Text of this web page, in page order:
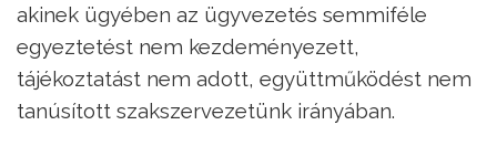
akinek ügyében az ügyvezetés semmiféle
egyeztetést nem kezdeményezett,
tájékoztatást nem adott, együttműködést nem
tanúsított szakszervezetünk irányában.